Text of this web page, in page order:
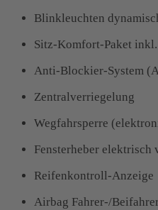
Blinkleuchten
Sitz-Komfort-Paket
Anti-Blockier-System
Zentralverriegelung
Wegfahrsperre
Fensterheber elektrisch
Reifenkontroll-Anzeige
Airbag Fahrer-/